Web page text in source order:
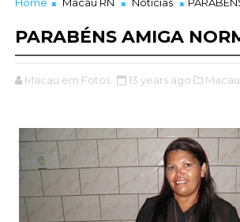
PARABÉNS AMIGA
Macau em Fotos 13 years ago Macau